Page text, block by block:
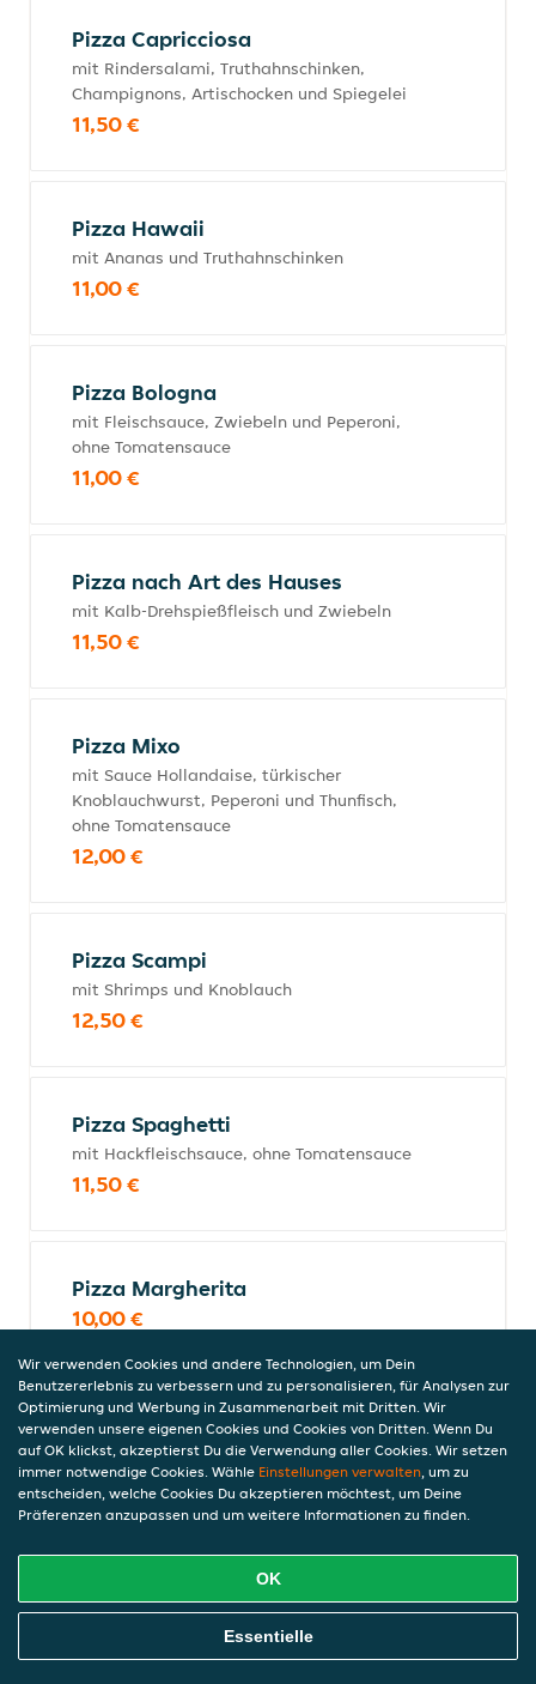
Pizza Capricciosa
mit Rindersalami, Truthahnschinken,
Champignons, Artischocken und Spiegelei
11,50 €
Pizza Hawaii
mit Ananas und Truthahnschinken
11,00 €
Pizza Bologna
mit Fleischsauce, Zwiebeln und Peperoni,
ohne Tomatensauce
11,00 €
Pizza nach Art des Hauses
mit Kalb-Drehspießfleisch und Zwiebeln
11,50 €
Pizza Mixo
mit Sauce Hollandaise, türkischer
Knoblauchwurst, Peperoni und Thunfisch,
ohne Tomatensauce
12,00 €
Pizza Scampi
mit Shrimps und Knoblauch
12,50 €
Pizza Spaghetti
mit Hackfleischsauce, ohne Tomatensauce
11,50 €
Pizza Margherita
10,00 €
Pizza Paprika
10,50 €
Pizza Mafia (scharf)
mit Paprika und türkischer
Knoblauchwurst
Online Essen Bestellen
Wir verwenden Cookies und andere Technologien, um Dein
Benutzererlebnis zu verbessern und zu personalisieren, für Analysen zur
Optimierung und Werbung in Zusammenarbeit mit Dritten. Wir
verwenden unsere eigenen Cookies und Cookies von Dritten. Wenn Du
auf OK klickst, akzeptierst Du die Verwendung aller Cookies. Wir setzen
immer notwendige Cookies. Wähle Einstellungen verwalten, um zu
entscheiden, welche Cookies Du akzeptieren möchtest, um Deine
Präferenzen anzupassen und um weitere Informationen zu finden.
OK
Essentielle